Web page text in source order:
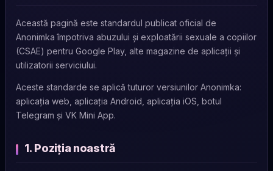
Această pagină este standardul publicat oficial de
Anonimka împotriva abuzului și exploatării sexuale a copiilor
(CSAE) pentru Google Play, alte magazine de aplicații și
utilizatorii serviciului.
Aceste standarde se aplică tuturor versiunilor Anonimka:
aplicația web, aplicația Android, aplicația iOS, botul
Telegram și VK Mini App.
1. Poziția noastră